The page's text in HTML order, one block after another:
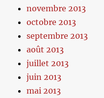
novembre 2013
octobre 2013
septembre 2013
août 2013
juillet 2013
juin 2013
mai 2013